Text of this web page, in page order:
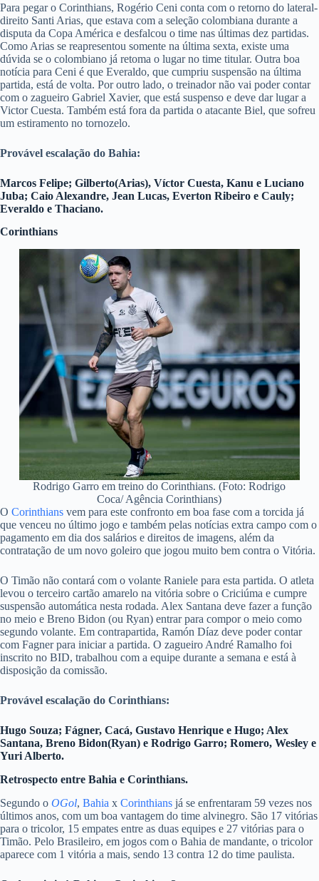
Para pegar o Corinthians, Rogério Ceni conta com o retorno do lateral-
direito Santi Arias, que estava com a seleção colombiana durante a
disputa da Copa América e desfalcou o time nas últimas dez partidas.
Como Arias se reapresentou somente na última sexta, existe uma
dúvida se o colombiano já retoma o lugar no time titular. Outra boa
notícia para Ceni é que Everaldo, que cumpriu suspensão na última
partida, está de volta. Por outro lado, o treinador não vai poder contar
com o zagueiro Gabriel Xavier, que está suspenso e deve dar lugar a
Victor Cuesta. Também está fora da partida o atacante Biel, que sofreu
um estiramento no tornozelo.
Provável escalação do Bahia:
Marcos Felipe; Gilberto(Arias), Víctor Cuesta, Kanu e Luciano
Juba; Caio Alexandre, Jean Lucas, Everton Ribeiro e Cauly;
Everaldo e Thaciano.
Corinthians
Rodrigo Garro em treino do Corinthians. (Foto: Rodrigo
Coca/ Agência Corinthians)
O Corinthians vem para este confronto em boa fase com a torcida já
que venceu no último jogo e também pelas notícias extra campo com o
pagamento em dia dos salários e direitos de imagens, além da
contratação de um novo goleiro que jogou muito bem contra o Vitória.
O Timão não contará com o volante Raniele para esta partida. O atleta
levou o terceiro cartão amarelo na vitória sobre o Criciúma e cumpre
suspensão automática nesta rodada. Alex Santana deve fazer a função
no meio e Breno Bidon (ou Ryan) entrar para compor o meio como
segundo volante. Em contrapartida, Ramón Díaz deve poder contar
com Fagner para iniciar a partida. O zagueiro André Ramalho foi
inscrito no BID, trabalhou com a equipe durante a semana e está à
disposição da comissão.
Provável escalação do Corinthians:
Hugo Souza; Fágner, Cacá, Gustavo Henrique e Hugo; Alex
Santana, Breno Bidon(Ryan) e Rodrigo Garro; Romero, Wesley e
Yuri Alberto.
Retrospecto entre Bahia e Corinthians.
Segundo o OGol, Bahia x Corinthians já se enfrentaram 59 vezes nos
últimos anos, com um boa vantagem do time alvinegro. São 17 vitórias
para o tricolor, 15 empates entre as duas equipes e 27 vitórias para o
Timão. Pelo Brasileiro, em jogos com o Bahia de mandante, o tricolor
aparece com 1 vitória a mais, sendo 13 contra 12 do time paulista.